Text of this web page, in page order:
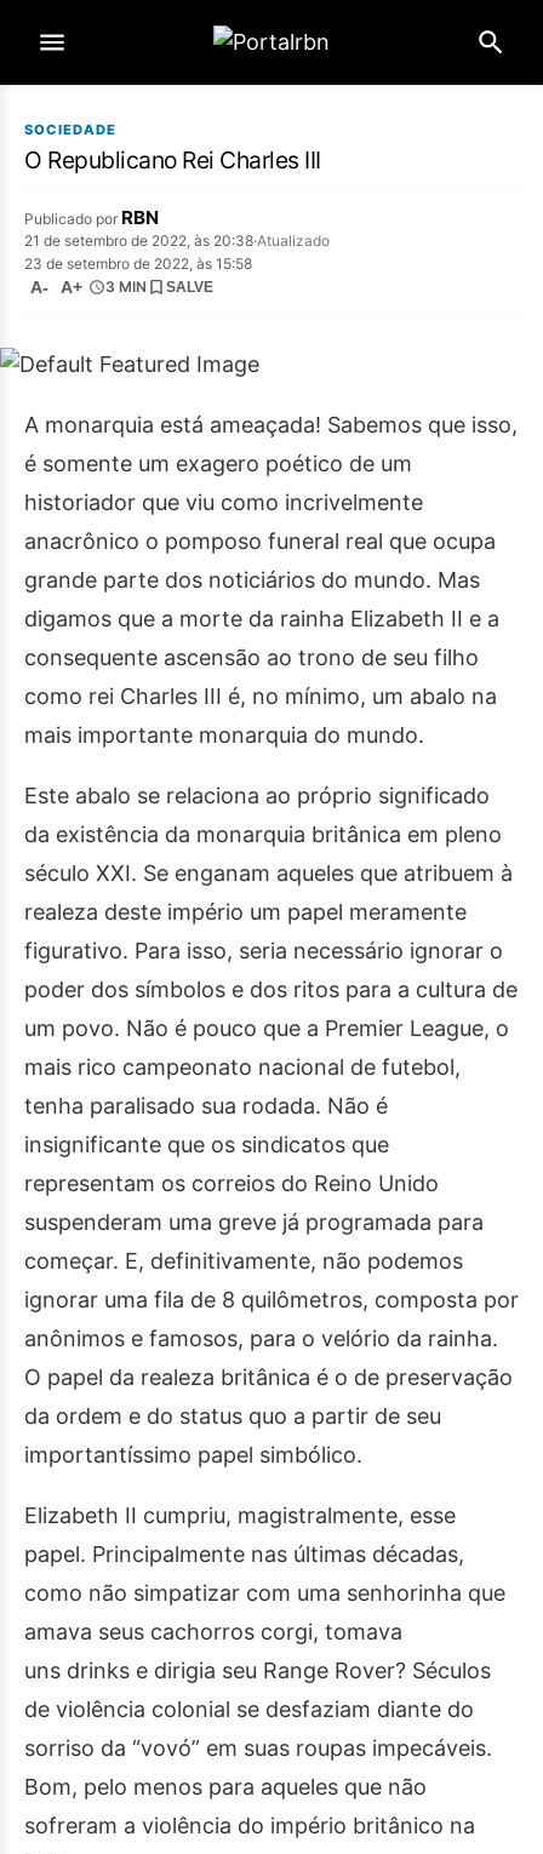
SOCIEDADE
O Republicano Rei Charles III
Publicado por RBN
21 de setembro de 2022, às 20:38·Atualizado
23 de setembro de 2022, às 15:58
A- A+ 3 MIN SALVE
A monarquia está ameaçada! Sabemos que isso,
é somente um exagero poético de um
historiador que viu como incrivelmente
anacrônico o pomposo funeral real que ocupa
grande parte dos noticiários do mundo. Mas
digamos que a morte da rainha Elizabeth II e a
consequente ascensão ao trono de seu filho
como rei Charles III é, no mínimo, um abalo na
mais importante monarquia do mundo.
Este abalo se relaciona ao próprio significado
da existência da monarquia britânica em pleno
século XXI. Se enganam aqueles que atribuem à
realeza deste império um papel meramente
figurativo. Para isso, seria necessário ignorar o
poder dos símbolos e dos ritos para a cultura de
um povo. Não é pouco que a Premier League, o
mais rico campeonato nacional de futebol,
tenha paralisado sua rodada. Não é
insignificante que os sindicatos que
representam os correios do Reino Unido
suspenderam uma greve já programada para
começar. E, definitivamente, não podemos
ignorar uma fila de 8 quilômetros, composta por
anônimos e famosos, para o velório da rainha.
O papel da realeza britânica é o de preservação
da ordem e do status quo a partir de seu
importantíssimo papel simbólico.
Elizabeth II cumpriu, magistralmente, esse
papel. Principalmente nas últimas décadas,
como não simpatizar com uma senhorinha que
amava seus cachorros corgi, tomava
uns drinks e dirigia seu Range Rover? Séculos
de violência colonial se desfaziam diante do
sorriso da “vovó” em suas roupas impecáveis.
Bom, pelo menos para aqueles que não
sofreram a violência do império britânico na